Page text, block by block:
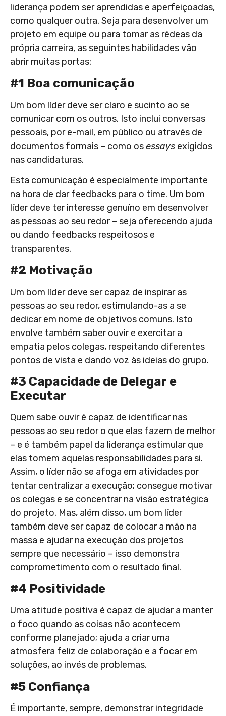
liderança podem ser aprendidas e aperfeiçoadas,
como qualquer outra. Seja para desenvolver um
projeto em equipe ou para tomar as rédeas da
própria carreira, as seguintes habilidades vão
abrir muitas portas:
#1 Boa comunicação
Um bom líder deve ser claro e sucinto ao se
comunicar com os outros. Isto inclui conversas
pessoais, por e-mail, em público ou através de
documentos formais – como osessays exigidos
nas candidaturas.
Esta comunicação é especialmente importante
na hora de dar feedbacks para o time. Um bom
líder deve ter interesse genuíno em desenvolver
as pessoas ao seu redor – seja oferecendo ajuda
ou dando feedbacks respeitosos e
transparentes.
#2 Motivação
Um bom líder deve ser capaz de inspirar as
pessoas ao seu redor, estimulando-as a se
dedicar em nome de objetivos comuns. Isto
envolve também saber ouvir e exercitar a
empatia pelos colegas, respeitando diferentes
pontos de vista e dando voz às ideias do grupo.
#3 Capacidade de Delegar e
Executar
Quem sabe ouvir é capaz de identificar nas
pessoas ao seu redor o que elas fazem de melhor
– e é também papel da liderança estimular que
elas tomem aquelas responsabilidades para si.
Assim, o líder não se afoga em atividades por
tentar centralizar a execução; consegue motivar
os colegas e se concentrar na visão estratégica
do projeto. Mas, além disso, um bom líder
também deve ser capaz de colocar a mão na
massa e ajudar na execução dos projetos
sempre que necessário – isso demonstra
comprometimento com o resultado final.
#4 Positividade
Uma atitude positiva é capaz de ajudar a manter
o foco quando as coisas não acontecem
conforme planejado; ajuda a criar uma
atmosfera feliz de colaboração e a focar em
soluções, ao invés de problemas.
#5 Confiança
É importante, sempre, demonstrar integridade